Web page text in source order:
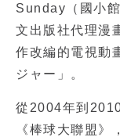
Sunday（國小
文出版社代理漫
作改編的電視動
ジャー」。
從2004年到
《棒球大聯盟 》